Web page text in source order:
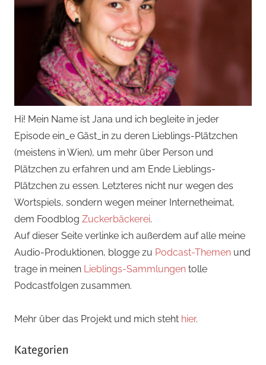
Hi! Mein Name ist Jana und ich begleite in jeder
Episode ein_e Gäst_in zu deren Lieblings-Plätzchen
(meistens in Wien), um mehr über Person und
Plätzchen zu erfahren und am Ende Lieblings-
Plätzchen zu essen. Letzteres nicht nur wegen des
Wortspiels, sondern wegen meiner Internetheimat,
dem Foodblog Zuckerbäckerei.
Auf dieser Seite verlinke ich außerdem auf alle meine
Audio-Produktionen, blogge zu Podcast-Themen und
trage in meinen Lieblings-Sammlungen tolle
Podcastfolgen zusammen.
Mehr über das Projekt und mich steht hier.
Kategorien